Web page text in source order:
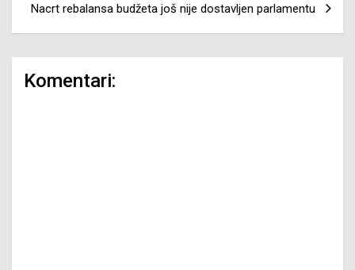
Nacrt rebalansa budžeta još nije dostavljen parlamentu
Komentari: